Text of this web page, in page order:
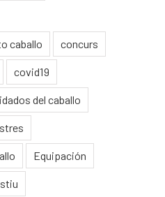
caballo concurs
covid19
del caballo
Equipación